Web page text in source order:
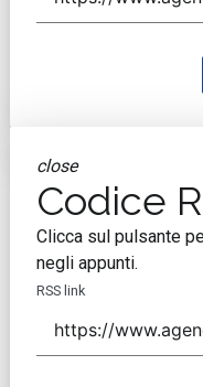
close
Codice
Clicca sul pulsante
negli appunti.
RSS link